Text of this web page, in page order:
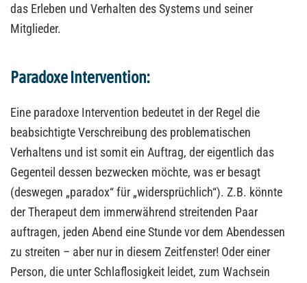
das Erleben und Verhalten des Systems und seiner
Mitglieder.
Paradoxe Intervention:
Eine paradoxe Intervention bedeutet in der Regel die
beabsichtigte Verschreibung des problematischen
Verhaltens und ist somit ein Auftrag, der eigentlich das
Gegenteil dessen bezwecken möchte, was er besagt
(deswegen „paradox“ für „widersprüchlich“). Z.B. könnte
der Therapeut dem immerwährend streitenden Paar
auftragen, jeden Abend eine Stunde vor dem Abendessen
zu streiten – aber nur in diesem Zeitfenster! Oder einer
Person, die unter Schlaflosigkeit leidet, zum Wachsein